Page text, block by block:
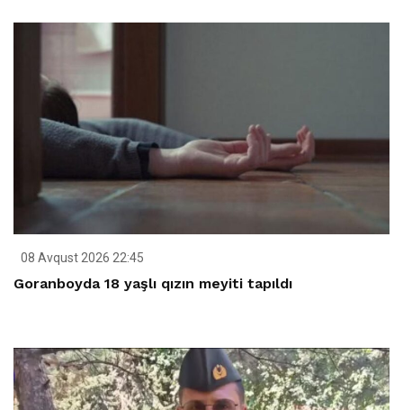
08 Avqust 2026 22:45
Goranboyda 18 yaşlı qızın meyiti tapıldı